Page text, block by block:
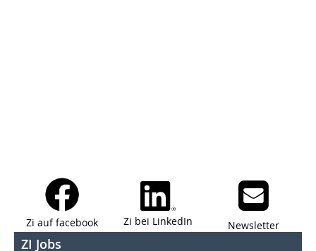
Zi auf facebook Zi bei LinkedIn Newsletter
ZI Jobs